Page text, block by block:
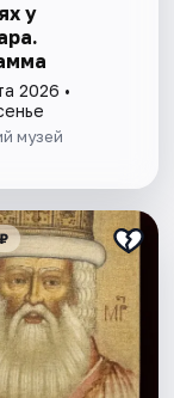
у
2026 •
музей